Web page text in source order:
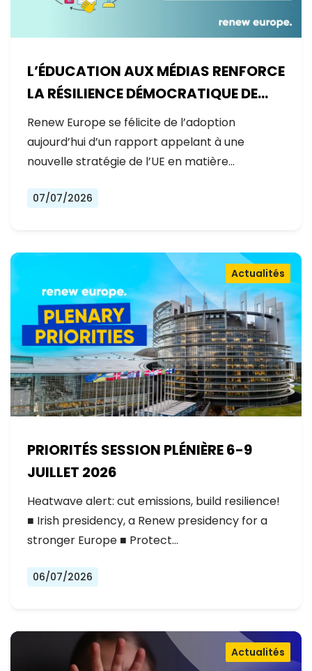
L’ÉDUCATION AUX MÉDIAS RENFORCE
LA RÉSILIENCE DÉMOCRATIQUE DE
L’EUROPE
Renew Europe se félicite de l’adoption
aujourd’hui d’un rapport appelant à une
nouvelle stratégie de l’UE en matière…
07/07/2026
PRIORITÉS SESSION PLÉNIÈRE 6-9
JUILLET 2026
Actualités
Heatwave alert: cut emissions, build resilience!
■ Irish presidency, a Renew presidency for a
stronger Europe ■ Protect…
06/07/2026
Actualités